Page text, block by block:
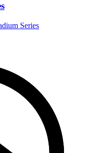
Series